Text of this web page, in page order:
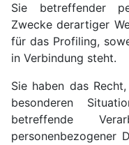
Sie betreffender
Zwecke derartiger
für das Profiling,
in Verbindung steht.
Sie haben das
besonderen
betreffende
personenbezogener